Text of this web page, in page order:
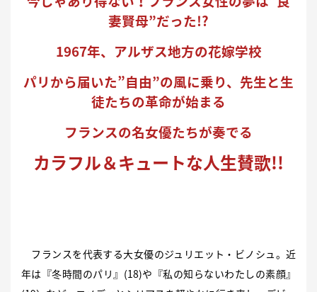
妻賢母”だった!?
1967年、アルザス地方の花嫁学校
パリから届いた”自由”の風に乗り、先生と生
徒たちの革命が始まる
フランスの名女優たちが奏でる
カラフル＆キュートな人生賛歌!!
フランスを代表する大女優のジュリエット・ビノシュ。近
年は『冬時間のパリ』(18)や『私の知らないわたしの素顔』